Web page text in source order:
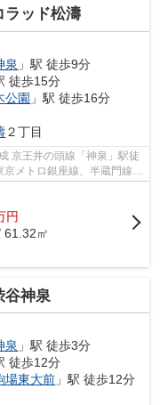
ラッド松濤
泉 」駅 徒歩9分
徒歩15分
公園 」駅 徒歩16分
２丁目
メトロ銀座線、半蔵門線、
円
61.32㎡
谷神泉
泉 」駅 徒歩3分
徒歩12分
場東大前 」駅 徒歩12分